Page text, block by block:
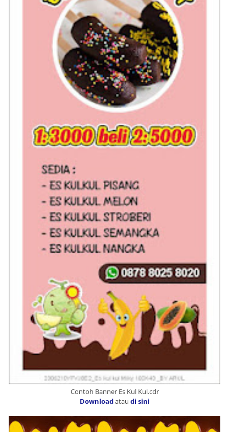
Contoh Banner Es Kul Kul.cdr
Downloadatau di sini